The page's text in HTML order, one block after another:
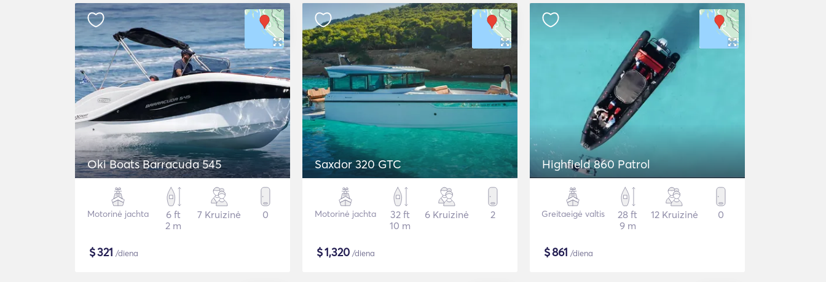
Oki Boats Barracuda 545
Motorinė jachta
6 ft
2 m
7 Kruizinė 0
$321 /diena
Saxdor 320 GTC
Motorinė jachta
32 ft
10 m
6 Kruizinė 2
$1,320 /diena
Highfield 860 Patrol
Greitaeigė valtis
28 ft
9 m
12 Kruizinė 0
$861 /diena